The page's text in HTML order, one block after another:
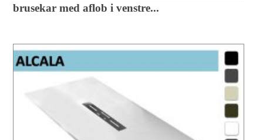
brusekar med aflob i venstre...